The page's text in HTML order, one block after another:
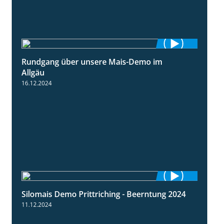
Rundgang über unsere Mais-Demo im
Allgäu
16.12.2024
12:28
Silomais Demo Prittriching - Beerntung 2024
11.12.2024